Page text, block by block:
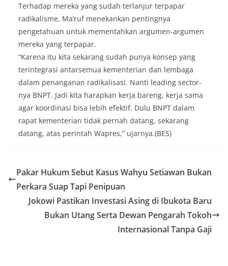
Terhadap mereka yang sudah terlanjur terpapar
radikalisme, Ma’ruf menekankan pentingnya
pengetahuan untuk mementahkan argumen-argumen
mereka yang terpapar.
“Karena itu kita sekarang sudah punya konsep yang
terintegrasi antarsemua kementerian dan lembaga
dalam penanganan radikalisasi. Nanti leading sector-
nya BNPT. Jadi kita harapkan kerja bareng, kerja sama
agar koordinasi bisa lebih efektif. Dulu BNPT dalam
rapat kementerian tidak pernah datang, sekarang
datang, atas perintah Wapres,” ujarnya.(BES)
Pakar Hukum Sebut Kasus Wahyu Setiawan Bukan
Perkara Suap Tapi Penipuan
Jokowi Pastikan Investasi Asing di Ibukota Baru
Bukan Utang Serta Dewan Pengarah Tokoh
Internasional Tanpa Gaji